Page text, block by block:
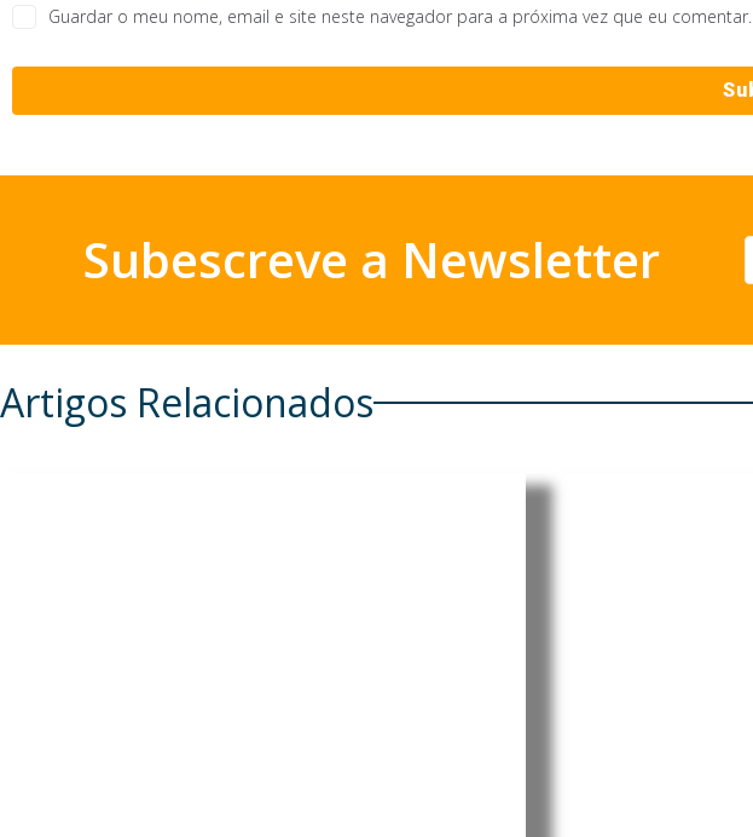
Guardar o meu nome, email e site neste navegador para a próxima vez que eu comentar.
Subescreve a Newsletter
Artigos Relacionados